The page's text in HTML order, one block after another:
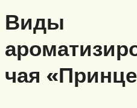
Виды
чая